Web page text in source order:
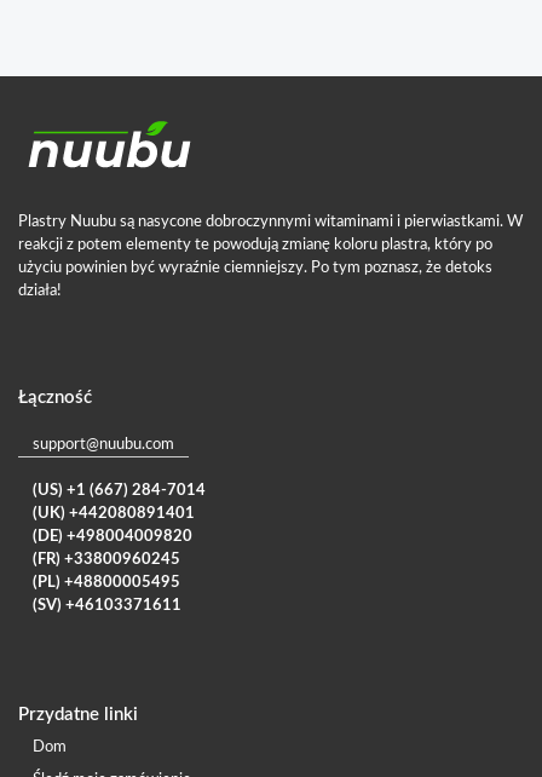
Plastry Nuubu są nasycone dobroczynnymi witaminami i pierwiastkami. W
reakcji z potem elementy te powodują zmianę koloru plastra, który po
użyciu powinien być wyraźnie ciemniejszy. Po tym poznasz, że detoks
działa!
Łączność
support@nuubu.com
(US) +1 (667) 284-7014
(UK) +442080891401
(DE) +498004009820
(FR) +33800960245
(PL) +48800005495
(SV) +46103371611
Przydatne linki
Dom